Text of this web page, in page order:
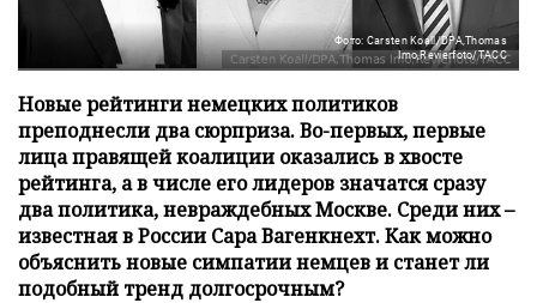
Фото: Carsten Koall/DPA,Thomas
Imo,Revierfoto/ТАСС
Новые рейтинги немецких политиков
преподнесли два сюрприза. Во-первых, первые
лица правящей коалиции оказались в хвосте
рейтинга, а в числе его лидеров значатся сразу
два политика, невраждебных Москве. Среди них –
известная в России Сара Вагенкнехт. Как можно
объяснить новые симпатии немцев и станет ли
подобный тренд долгосрочным?